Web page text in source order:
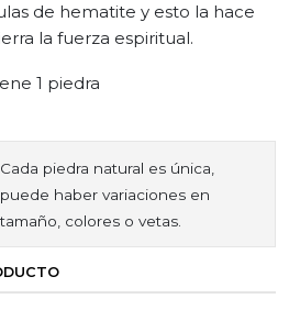
de hematite y esto la hace
la fuerza espiritual.
1 piedra
Cada piedra natural es única,
puede haber variaciones en
tamaño, colores o vetas.